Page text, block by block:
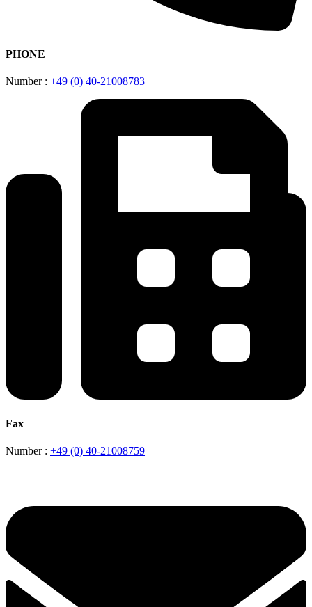
PHONE
Number : +49 (0) 40-21008783
Fax
Number : +49 (0) 40-21008759